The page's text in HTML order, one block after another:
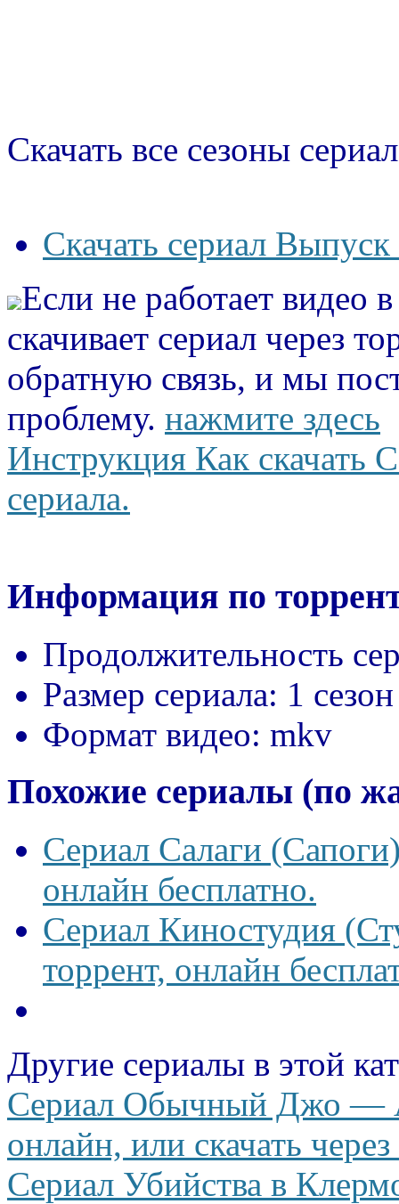
Скачать все сезоны
Скачать сериал Выпуск
Если не работает видео
скачивает сериал через
обратную связь, и мы
проблему. нажмите здесь
Инструкция Как скачать
сериала.
Информация по
Продолжительность
Размер сериала: 1
Формат видео: mkv
Похожие сериалы (по
Сериал Салаги
онлайн бесплатно.
Сериал Киностудия
торрент, онлайн
Другие сериалы в этой
Сериал Обычный Джо —
онлайн, или скачать
Сериал Убийства в